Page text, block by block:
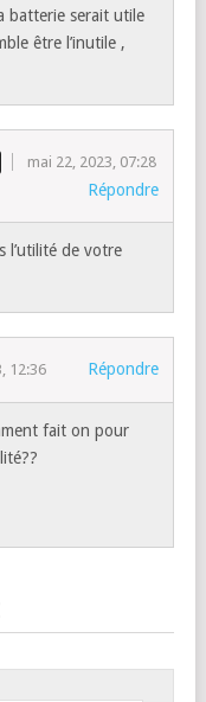
batterie serait utile
être l’inutile ,
mai 22, 2023, 07:28
Répondre
l’utilité de votre
12:36 Répondre
fait on pour